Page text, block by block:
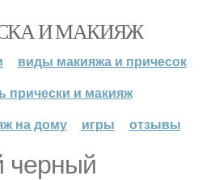
И МАКИЯЖ
виды макияжа и причесок
прически и макияж
на дому
игры отзывы